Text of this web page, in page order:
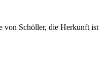
von Schöller, die Herkunft ist